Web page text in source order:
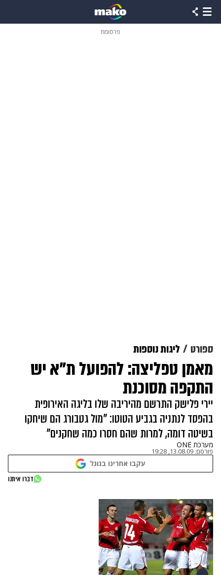
פרסומת
ספורט ליגות נוספות
מאמן טפליצה: להפועל ת"א יש
התקפה מסוכנת
יירי פלישק התרשם מהיריבה שלו בליגה האירופית
בהפסד לנתניה בגביע הטוטו: "מול גטבורג הם שיחקו
בשיטה דומה, למרות שהם חסרו כמה שחקנים"
מערכת ONE
פורסם: 13.08.09, 19:28
עקבו אחרינו בגוגל
דברו איתנו